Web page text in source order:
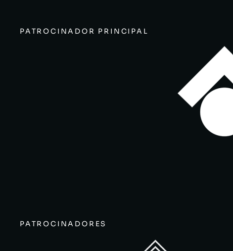
PATROCINADOR PRINCIPAL
PATROCINADORES